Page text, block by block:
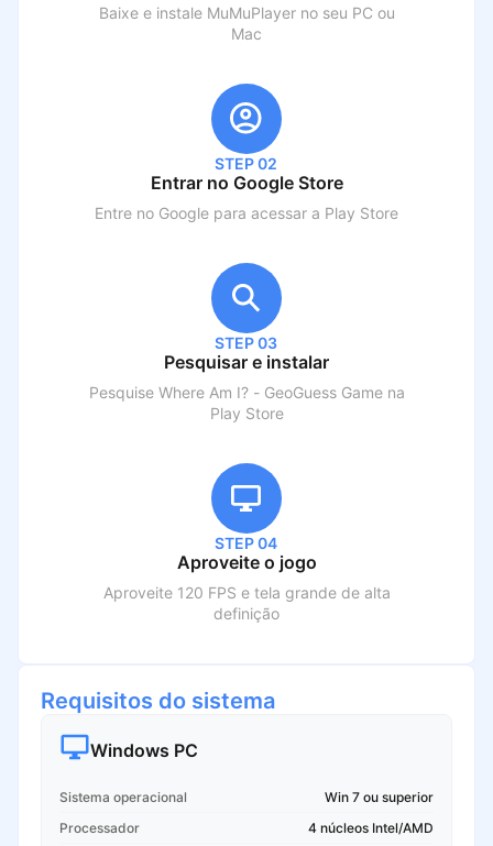
Baixe e instale MuMuPlayer no seu PC ou
Mac
STEP 02
Entrar no Google Store
Entre no Google para acessar a Play Store
STEP 03
Pesquisar e instalar
Pesquise Where Am I? - GeoGuess Gamena
Play Store
STEP 04
Aproveite o jogo
Aproveite 120 FPS e tela grande de alta
definição
Requisitos do sistema
Windows PC
Sistema operacional
Win 7 ou superior
Processador
4 núcleos Intel/AMD